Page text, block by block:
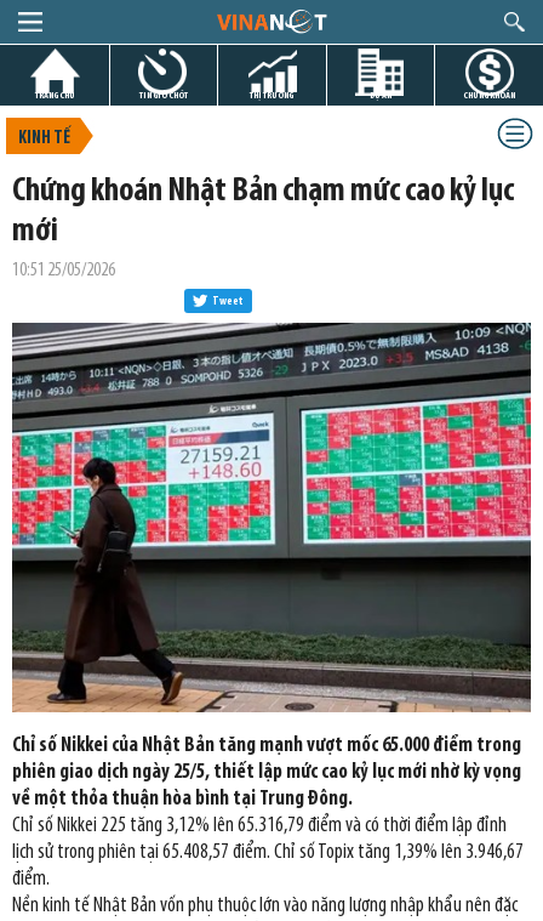
TRANG CHỦ TIN GIỜ CHÓT THỊ TRƯỜNG DỰ ÁN CHỨNG KHOÁN
KINH TẾ
Chứng khoán Nhật Bản chạm mức cao kỷ lục
mới
10:51 25/05/2026
Tweet
Chỉ số Nikkei của Nhật Bản tăng mạnh vượt mốc 65.000 điểm trong
phiên giao dịch ngày 25/5, thiết lập mức cao kỷ lục mới nhờ kỳ vọng
về một thỏa thuận hòa bình tại Trung Đông.
Chỉ số Nikkei 225 tăng 3,12% lên 65.316,79 điểm và có thời điểm lập đỉnh
lịch sử trong phiên tại 65.408,57 điểm. Chỉ số Topix tăng 1,39% lên 3.946,67
điểm.
Nền kinh tế Nhật Bản vốn phụ thuộc lớn vào năng lượng nhập khẩu nên đặc